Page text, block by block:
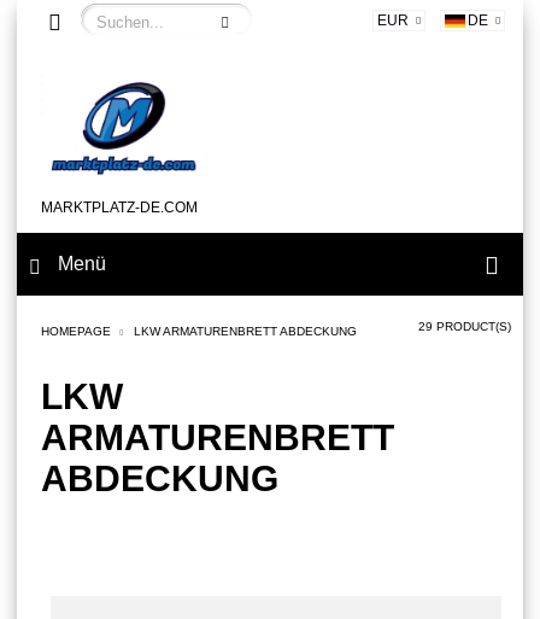
EUR DE
MARKTPLATZ-DE.COM
Menü
HOMEPAGE LKW ARMATURENBRETT ABDECKUNG 29 PRODUCT(S)
LKW
ARMATURENBRETT
ABDECKUNG